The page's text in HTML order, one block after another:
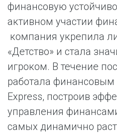
финансовую
активном участии
компания укрепила
«Детство» и стала
игроком. В течение
работала финансовым
Eхpress, построив
управления
самых динамично